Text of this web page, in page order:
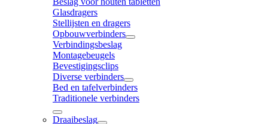
Glasdragers
Stellijsten en dragers
Opbouwverbinders
Verbindingsbeslag
Montagebeugels
Bevestigingsclips
Diverse verbinders
Bed en tafelverbinders
Traditionele verbinders
Draaibeslag